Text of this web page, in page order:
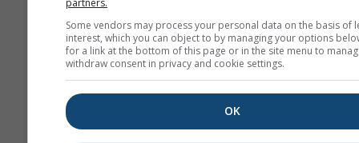
partners.
Some vendors may process your personal data on the basis of
interest, which you can object to by managing your options
for a link at the bottom of this page or in the site menu to
withdraw consent in privacy and cookie settings.
OK